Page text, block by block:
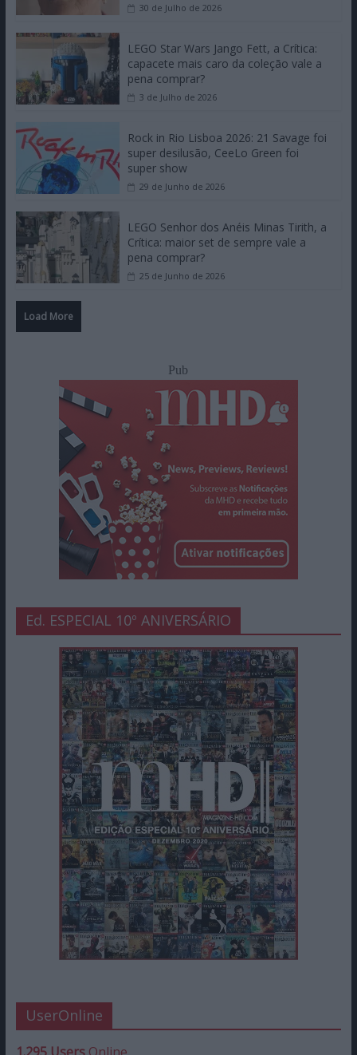
30 de Julho de 2026
LEGO Star Wars Jango Fett, a Crítica:
capacete mais caro da coleção vale a
pena comprar?
3 de Julho de 2026
Rock in Rio Lisboa 2026: 21 Savage foi
super desilusão, CeeLo Green foi
super show
29 de Junho de 2026
LEGO Senhor dos Anéis Minas Tirith, a
Crítica: maior set de sempre vale a
pena comprar?
25 de Junho de 2026
Load More
Pub
Ed. ESPECIAL 10º ANIVERSÁRIO
UserOnline
1.295 UsersOnline